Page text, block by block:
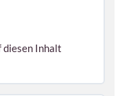
diesen Inhalt